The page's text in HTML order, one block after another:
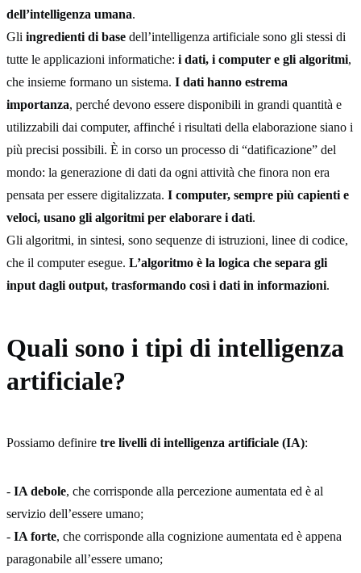
dell’intelligenza umana.
Gli ingredienti di base dell’intelligenza artificiale sono gli stessi di
tutte le applicazioni informatiche: i dati, i computer e gli algoritmi,
che insieme formano un sistema. I dati hanno estrema
importanza, perché devono essere disponibili in grandi quantità e
utilizzabili dai computer, affinché i risultati della elaborazione siano i
più precisi possibili. È in corso un processo di “datificazione” del
mondo: la generazione di dati da ogni attività che finora non era
pensata per essere digitalizzata. I computer, sempre più capienti e
veloci, usano gli algoritmi per elaborare i dati.
Gli algoritmi, in sintesi, sono sequenze di istruzioni, linee di codice,
che il computer esegue. L’algoritmo è la logica che separa gli
input dagli output, trasformando così i dati in informazioni.
Quali sono i tipi di intelligenza
artificiale?
Possiamo definire tre livelli di intelligenza artificiale (IA):
- IA debole, che corrisponde alla percezione aumentata ed è al
servizio dell’essere umano;
- IA forte, che corrisponde alla cognizione aumentata ed è appena
paragonabile all’essere umano;